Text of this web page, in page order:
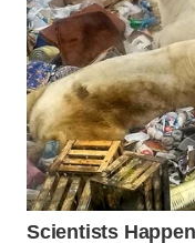
WN
SOLO
WN
BOROBUDUR
WN
MADURA